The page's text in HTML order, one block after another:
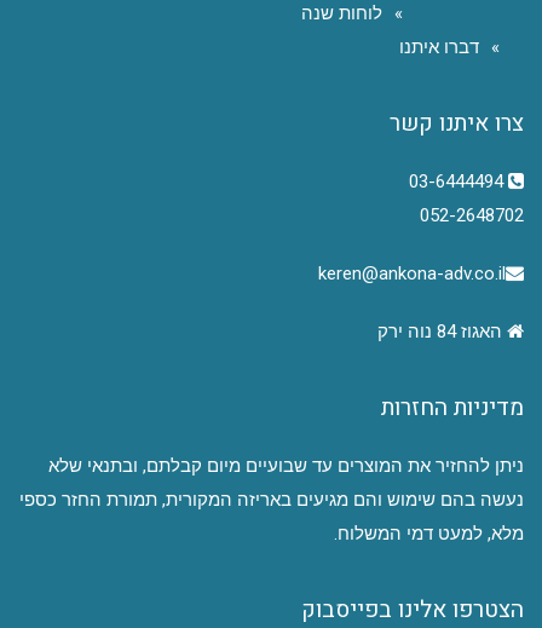
לוחות שנה
דברו איתנו
צרו איתנו קשר
03-6444494
052-2648702
keren@ankona-adv.co.il
האגוז 84 נוה ירק
מדיניות החזרות
ניתן להחזיר את המוצרים עד שבועיים מיום קבלתם, ובתנאי שלא
נעשה בהם שימוש והם מגיעים באריזה המקורית, תמורת החזר כספי
מלא, למעט דמי המשלוח.
הצטרפו אלינו בפייסבוק